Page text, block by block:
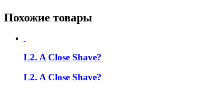
Похожие товары
L2. A Close Shave?
L2. A Close Shave?